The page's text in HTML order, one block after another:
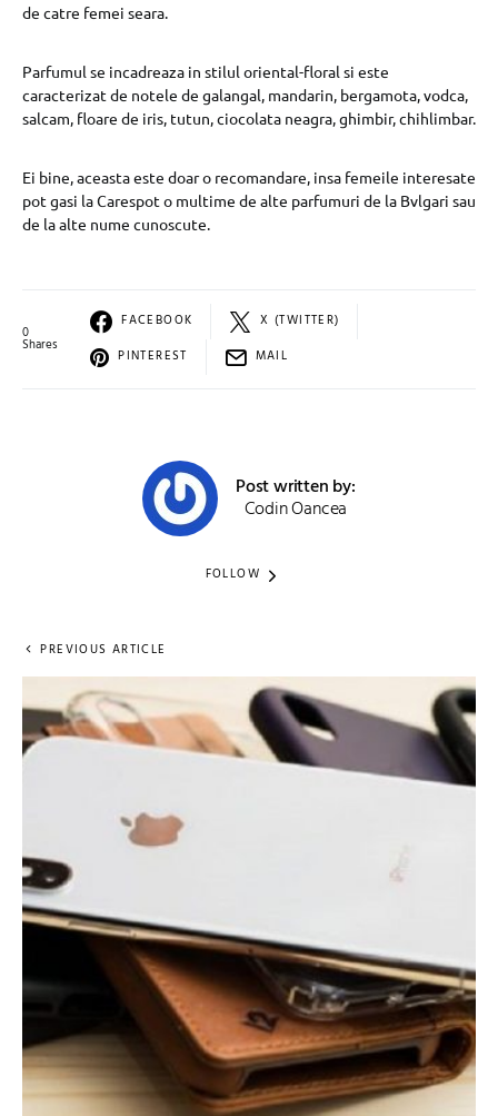
de catre femei seara.
Parfumul se incadreaza in stilul oriental-floral si este
caracterizat de notele de galangal, mandarin, bergamota, vodca,
salcam, floare de iris, tutun, ciocolata neagra, ghimbir, chihlimbar.
Ei bine, aceasta este doar o recomandare, insa femeile interesate
pot gasi la Carespot o multime de alte parfumuri de la Bvlgari sau
de la alte nume cunoscute.
0
Shares
FACEBOOK
X (TWITTER)
PINTEREST
MAIL
Post written by:
Codin Oancea
FOLLOW
PREVIOUS ARTICLE